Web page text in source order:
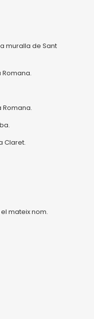
muralla de Sant
Romana.
Romana.
Claret.
mateix nom.